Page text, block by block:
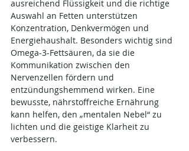
ausreichend Flüssigkeit und die richtige
Auswahl an Fetten unterstützen
Konzentration, Denkvermögen und
Energiehaushalt. Besonders wichtig sind
Omega-3-Fettsäuren, da sie die
Kommunikation zwischen den
Nervenzellen fördern und
entzündungshemmend wirken. Eine
bewusste, nährstoffreiche Ernährung
kann helfen, den „mentalen Nebel“ zu
lichten und die geistige Klarheit zu
verbessern.